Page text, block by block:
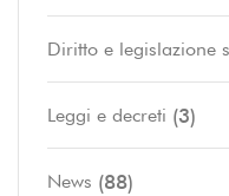
Diritto e legislazione
Leggi e decreti (3)
News (88)